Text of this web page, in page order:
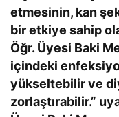
etmesinin, kan
bir etkiye sahip
Öğr. Üyesi Baki
içindeki
yükseltebilir ve
zorlaştırabilir.”